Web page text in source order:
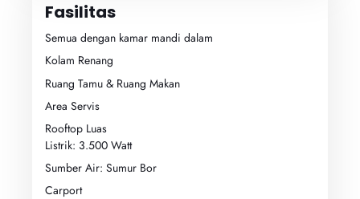
Fasilitas
Semua dengan kamar mandi dalam
Kolam Renang
Ruang Tamu & Ruang Makan
Area Servis
Rooftop Luas
Listrik: 3.500 Watt
Sumber Air: Sumur Bor
Carport